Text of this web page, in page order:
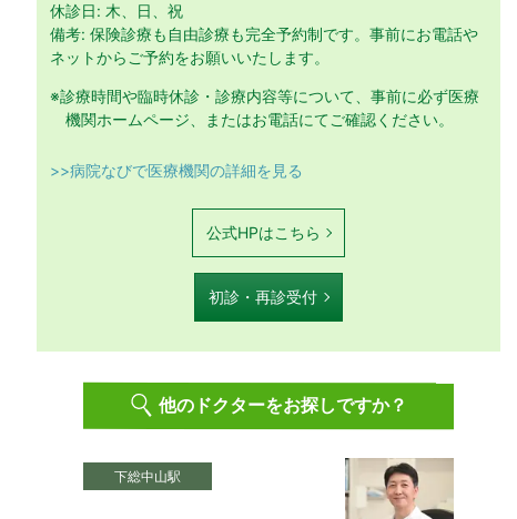
休診日: 木、日、祝
備考: 保険診療も自由診療も完全予約制です。事前にお電話や
ネットからご予約をお願いいたします。
※診療時間や臨時休診・診療内容等について、事前に必ず医療
機関ホームページ、またはお電話にてご確認ください。
>>病院なびで医療機関の詳細を見る
公式HPはこちら
初診・再診受付
他のドクターをお探しですか？
下総中山駅